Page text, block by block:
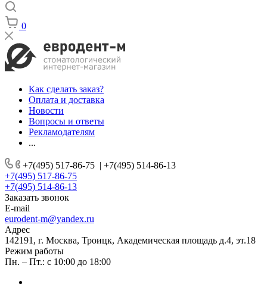
0
Как сделать заказ?
Оплата и доставка
Новости
Вопросы и ответы
Рекламодателям
...
+7(495) 517-86-75 | +7(495) 514-86-13
+7(495) 517-86-75
+7(495) 514-86-13
Заказать звонок
E-mail
eurodent-m@yandex.ru
Адрес
142191, г. Москва, Троицк, Академическая площадь д.4, эт.18
Режим работы
Пн. – Пт.: с 10:00 до 18:00